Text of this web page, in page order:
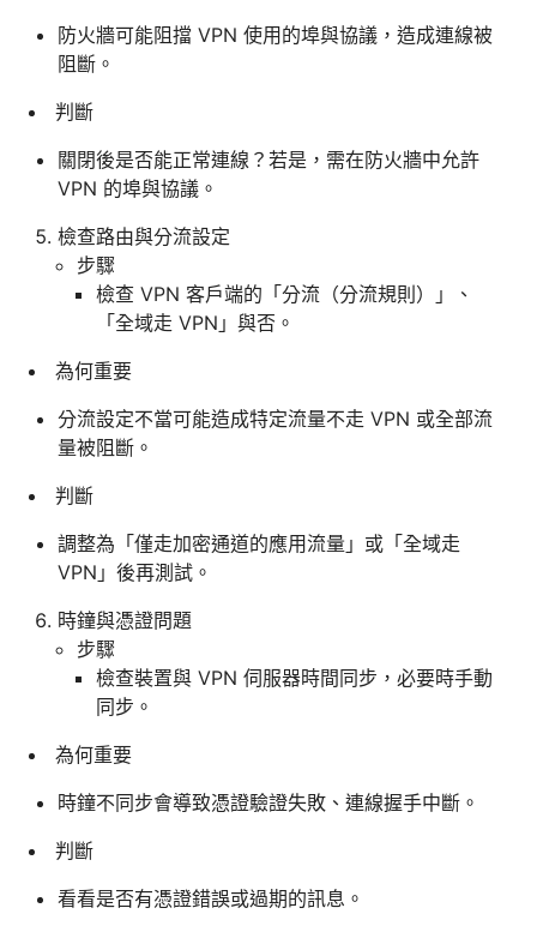
防火牆可能阻擋 VPN 使用的埠與協議，造成連線被
阻斷。
判斷
關閉後是否能正常連線？若是，需在防火牆中允許
VPN 的埠與協議。
檢查路由與分流設定
步驟
檢查 VPN 客戶端的「分流（分流規則）」、
「全域走 VPN」與否。
為何重要
分流設定不當可能造成特定流量不走 VPN 或全部流
量被阻斷。
判斷
調整為「僅走加密通道的應用流量」或「全域走
VPN」後再測試。
時鐘與憑證問題
步驟
檢查裝置與 VPN 伺服器時間同步，必要時手動
同步。
為何重要
時鐘不同步會導致憑證驗證失敗、連線握手中斷。
判斷
看看是否有憑證錯誤或過期的訊息。